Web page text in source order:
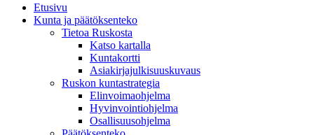
Etusivu
Kunta ja päätöksenteko
Tietoa Ruskosta
Katso kartalla
Kuntakortti
Asiakirjajulkisuuskuvaus
Ruskon kuntastrategia
Elinvoimaohjelma
Hyvinvointiohjelma
Osallisuusohjelma